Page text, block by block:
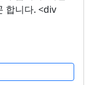
합니다. <div